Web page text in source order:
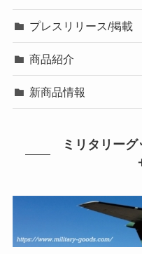
プレスリリース/掲載
商品紹介
新商品情報
ミリタリー